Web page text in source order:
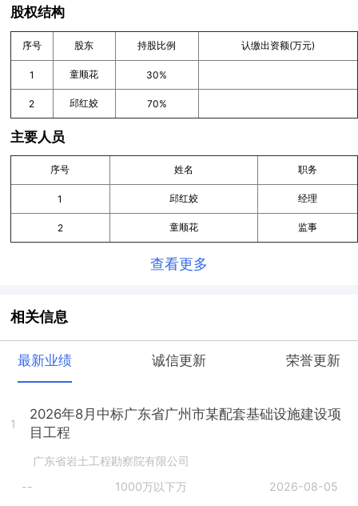
股权结构
序号 股东 持股比例 认缴出资额(万元)
1 童顺花 30%
2 邱红姣 70%
主要人员
序号 姓名 职务
1 邱红姣 经理
2 童顺花 监事
查看更多
相关信息
最新业绩 诚信更新 荣誉更新
1
2026年8月中标广东省广州市某配套基础设施建设项
目工程
广东省岩土工程勘察院有限公司
--
1000万以下万 2026-08-05